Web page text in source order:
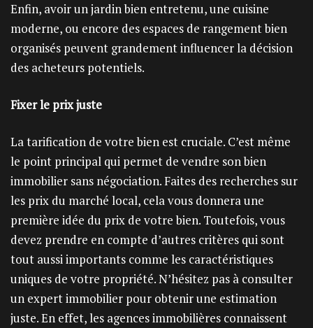
Enfin, avoir un jardin bien entretenu, une cuisine
moderne, ou encore des espaces de rangement bien
organisés peuvent grandement influencer la décision
des acheteurs potentiels.
Fixer le prix juste
La tarification de votre bien est cruciale. C’est même
le point principal qui permet de vendre son bien
immobilier sans négociation. Faites des recherches sur
les prix du marché local, cela vous donnera une
première idée du prix de votre bien. Toutefois, vous
devez prendre en compte d’autres critères qui sont
tout aussi importants comme les caractéristiques
uniques de votre propriété. N’hésitez pas à consulter
un expert immobilier pour obtenir une estimation
juste. En effet, les agences immobilières connaissent